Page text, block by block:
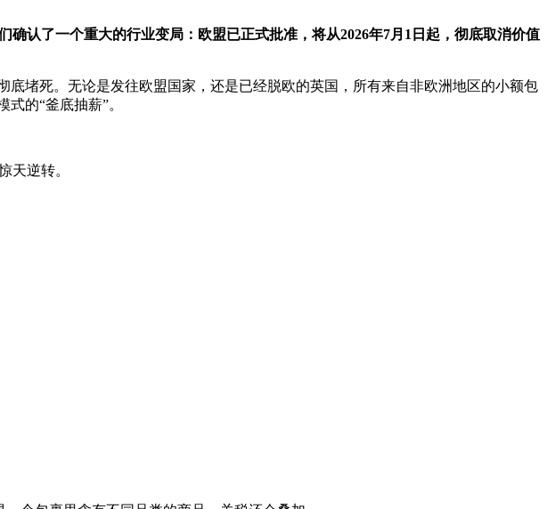
确认了一个重大的行业变局：欧盟已正式批准，将从2026年7月1日起，彻底取消价值
堵死。无论是发往欧盟国家，还是已经脱欧的英国，所有来自非欧洲地区的小额包
的“釜底抽薪”。
天逆转。